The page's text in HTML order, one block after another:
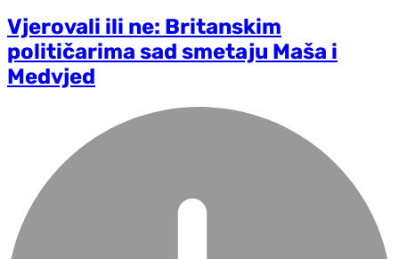
Vjerovali ili ne: Britanskim
političarima sad smetaju Maša i
Medvjed